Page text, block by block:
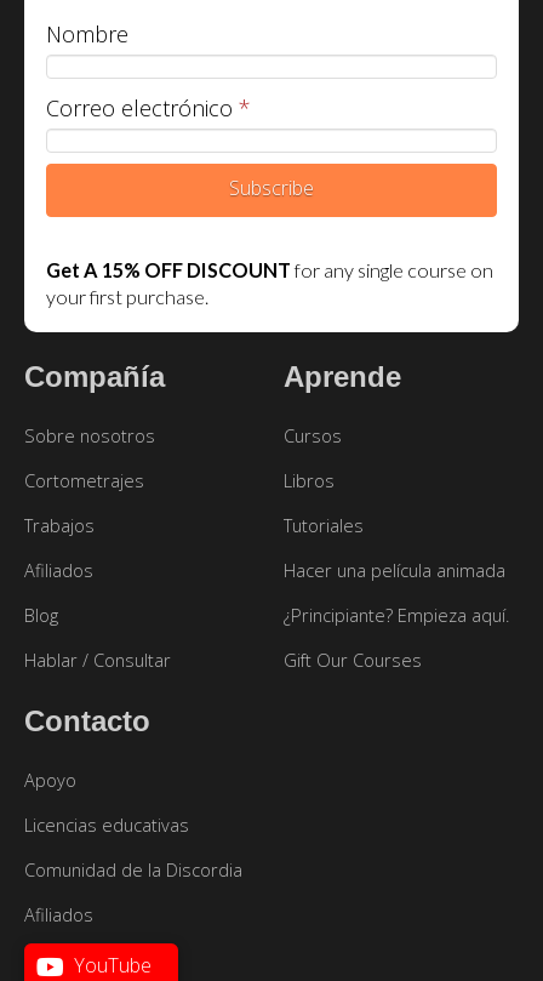
Nombre
Correo electrónico*
Subscribe
Get A 15% OFF DISCOUNTfor any single course on
your first purchase.
Compañía
Sobre nosotros
Cortometrajes
Trabajos
Afiliados
Blog
Hablar / Consultar
Aprende
Cursos
Libros
Tutoriales
Hacer una película animada
¿Principiante? Empieza aquí.
Gift Our Courses
Contacto
Apoyo
Licencias educativas
Comunidad de la Discordia
Afiliados
YouTube